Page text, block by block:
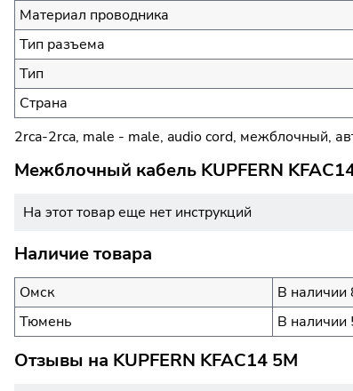
Материал проводника
Тип разъема
Тип
Страна
2rca-2rca, male - male, audio cord, межблочный,
Межблочный кабель KUPFERN
На этот товар еще нет инструкций
Наличие товара
Омск
В наличии
Тюмень
В наличии
Отзывы на KUPFERN KFAC14 5M